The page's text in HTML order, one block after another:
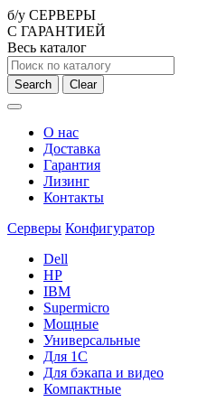
б/у СЕРВЕРЫ
С ГАРАНТИЕЙ
Весь каталог
Search Clear
О нас
Доставка
Гарантия
Лизинг
Контакты
Серверы Конфигуратор
Dell
HP
IBM
Supermicro
Мощные
Универсальные
Для 1С
Для бэкапа и видео
Компактные